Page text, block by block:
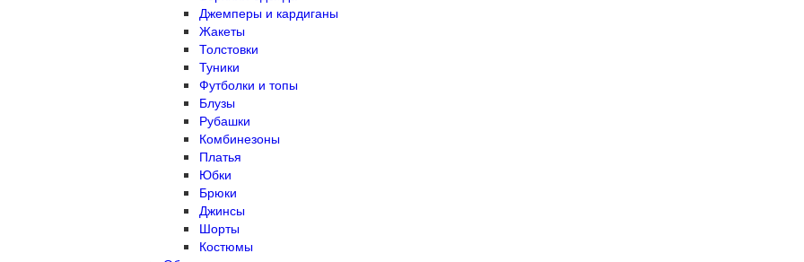
Джемперы и кардиганы
Жакеты
Толстовки
Туники
Футболки и топы
Блузы
Рубашки
Комбинезоны
Платья
Юбки
Брюки
Джинсы
Шорты
Костюмы